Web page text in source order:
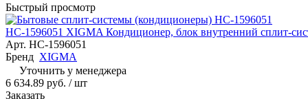
Быстрый просмотр
НС-1596051 XIGMA Кондиционер, блок внутренний сплит-
Арт. НС-1596051
Бренд XIGMA
Уточнить у менеджера
6 634.89 руб. / шт
Заказать